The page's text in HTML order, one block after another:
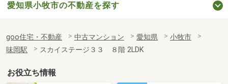
愛知県小牧市の不動産を探す
goo住宅・不動産 中古マンション 愛知県
小牧市
味岡駅
スカイステージ３３ ８階 2LDK
お役立ち情報